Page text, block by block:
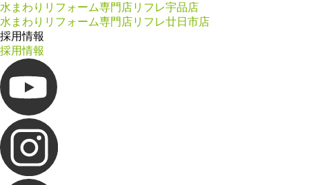
水まわりリフォーム専門店リフレ宇品店
水まわりリフォーム専門店リフレ廿日市店
採用情報
採用情報